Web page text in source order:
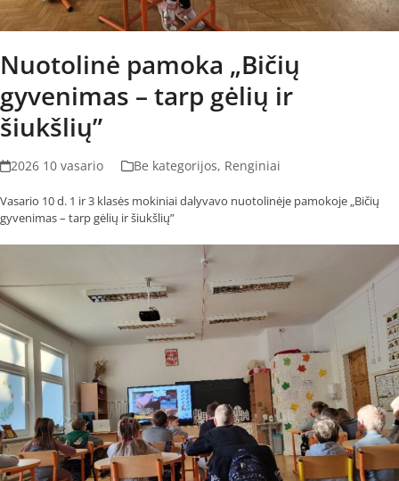
Nuotolinė pamoka „Bičių
gyvenimas – tarp gėlių ir
šiukšlių”
2026 10 vasario Be kategorijos, Renginiai
Vasario 10 d. 1 ir 3 klasės mokiniai dalyvavo nuotolinėje pamokoje „Bičių
gyvenimas – tarp gėlių ir šiukšlių”